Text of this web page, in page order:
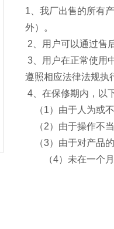
1 、我厂出售的所有
外）。
2 、用户可以通过售
3 、用户在正常使用
遵照相应法律法规执
4 、在保修期内，以
（1）由于人为或
（2）由于操作不
（3）由于对产品
（4）未在一个